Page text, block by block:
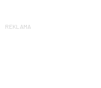
REKLAMA